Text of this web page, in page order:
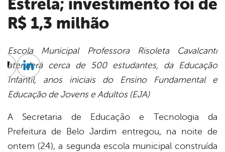
Estrela; investimento foi de
R$ 1,3 milhão
Escola Municipal Professora Risoleta Cavalcanti
atenderá cerca de 500 estudantes, da Educação
Infantil, anos iniciais do Ensino Fundamental e
Educação de Jovens e Adultos (EJA)
A Secretaria de Educação e Tecnologia da
Prefeitura de Belo Jardim entregou, na noite de
ontem (24), a segunda escola municipal construída
Twitter
Linkedin